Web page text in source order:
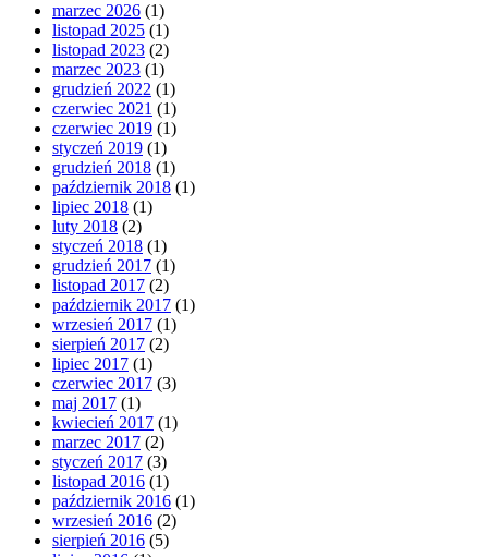
marzec 2026 (1)
listopad 2025 (1)
listopad 2023 (2)
marzec 2023 (1)
grudzień 2022 (1)
czerwiec 2021 (1)
czerwiec 2019 (1)
styczeń 2019 (1)
grudzień 2018 (1)
październik 2018 (1)
lipiec 2018 (1)
luty 2018 (2)
styczeń 2018 (1)
grudzień 2017 (1)
listopad 2017 (2)
październik 2017 (1)
wrzesień 2017 (1)
sierpień 2017 (2)
lipiec 2017 (1)
czerwiec 2017 (3)
maj 2017 (1)
kwiecień 2017 (1)
marzec 2017 (2)
styczeń 2017 (3)
listopad 2016 (1)
październik 2016 (1)
wrzesień 2016 (2)
sierpień 2016 (5)